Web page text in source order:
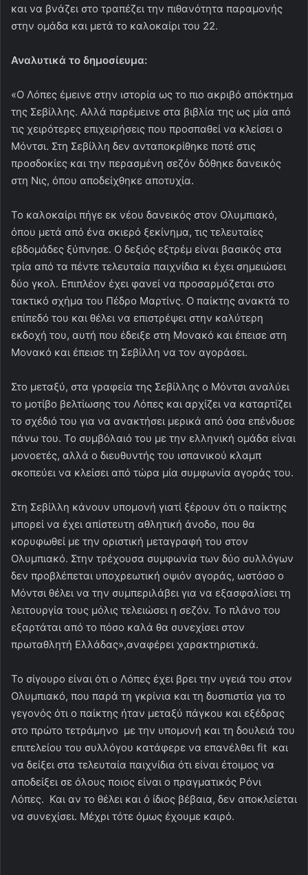
και να βνάζει στο τραπέζει την πιθανότητα παραμονής
στην ομάδα και μετά το καλοκαίρι του 22.
Αναλυτικά το δημοσίευμα:
«Ο Λόπες έμεινε στην ιστορία ως το πιο ακριβό απόκτημα
της Σεβίλλης. Αλλά παρέμεινε στα βιβλία της ως μία από
τις χειρότερες επιχειρήσεις που προσπαθεί να κλείσει ο
Μόντσι. Στη Σεβίλλη δεν ανταποκρίθηκε ποτέ στις
προσδοκίες και την περασμένη σεζόν δόθηκε δανεικός
στη Νις, όπου αποδείχθηκε αποτυχία.
Το καλοκαίρι πήγε εκ νέου δανεικός στον Ολυμπιακό,
όπου μετά από ένα σκιερό ξεκίνημα, τις τελευταίες
εβδομάδες ξύπνησε. Ο δεξιός εξτρέμ είναι βασικός στα
τρία από τα πέντε τελευταία παιχνίδια κι έχει σημειώσει
δύο γκολ. Επιπλέον έχει φανεί να προσαρμόζεται στο
τακτικό σχήμα του Πέδρο Μαρτίνς. Ο παίκτης ανακτά το
επίπεδό του και θέλει να επιστρέψει στην καλύτερη
εκδοχή του, αυτή που έδειξε στη Μονακό και έπεισε στη
Μονακό και έπεισε τη Σεβίλλη να τον αγοράσει.
Στο μεταξύ, στα γραφεία της Σεβίλλης ο Μόντσι αναλύει
το μοτίβο βελτίωσης του Λόπες και αρχίζει να καταρτίζει
το σχέδιό του για να ανακτήσει μερικά από όσα επένδυσε
πάνω του. Το συμβόλαιό του με την ελληνική ομάδα είναι
μονοετές, αλλά ο διευθυντής του ισπανικού κλαμπ
σκοπεύει να κλείσει από τώρα μία συμφωνία αγοράς του.
Στη Σεβίλλη κάνουν υπομονή γιατί ξέρουν ότι ο παίκτης
μπορεί να έχει απίστευτη αθλητική άνοδο, που θα
κορυφωθεί με την οριστική μεταγραφή του στον
Ολυμπιακό. Στην τρέχουσα συμφωνία των δύο συλλόγων
δεν προβλέπεται υποχρεωτική οψιόν αγοράς, ωστόσο ο
Μόντσι θέλει να την συμπεριλάβει για να εξασφαλίσει τη
λειτουργία τους μόλις τελειώσει η σεζόν. Το πλάνο του
εξαρτάται από το πόσο καλά θα συνεχίσει στον
πρωταθλητή Ελλάδας»,αναφέρει χαρακτηριστικά.
Το σίγουρο είναι ότι ο Λόπες έχει βρει την υγειά του στον
Ολυμπιακό, που παρά τη γκρίνια και τη δυσπιστία για το
γεγονός ότι ο παίκτης ήταν μεταξύ πάγκου και εξέδρας
στο πρώτο τετράμηνο με την υπομονή και τη δουλειά του
επιτελείου του συλλόγου κατάφερε να επανέλθει fit και
να δείξει στα τελευταία παιχνίδια ότι είναι έτοιμος να
αποδείξει σε όλους ποιος είναι ο πραγματικός Ρόνι
Λόπες. Και αν το θέλει και ό ίδιος βέβαια, δεν αποκλείεται
να συνεχίσει. Μέχρι τότε όμως έχουμε καιρό.